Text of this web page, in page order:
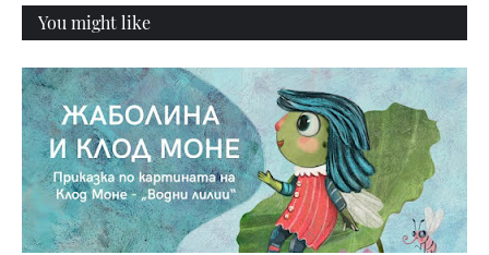
You might like